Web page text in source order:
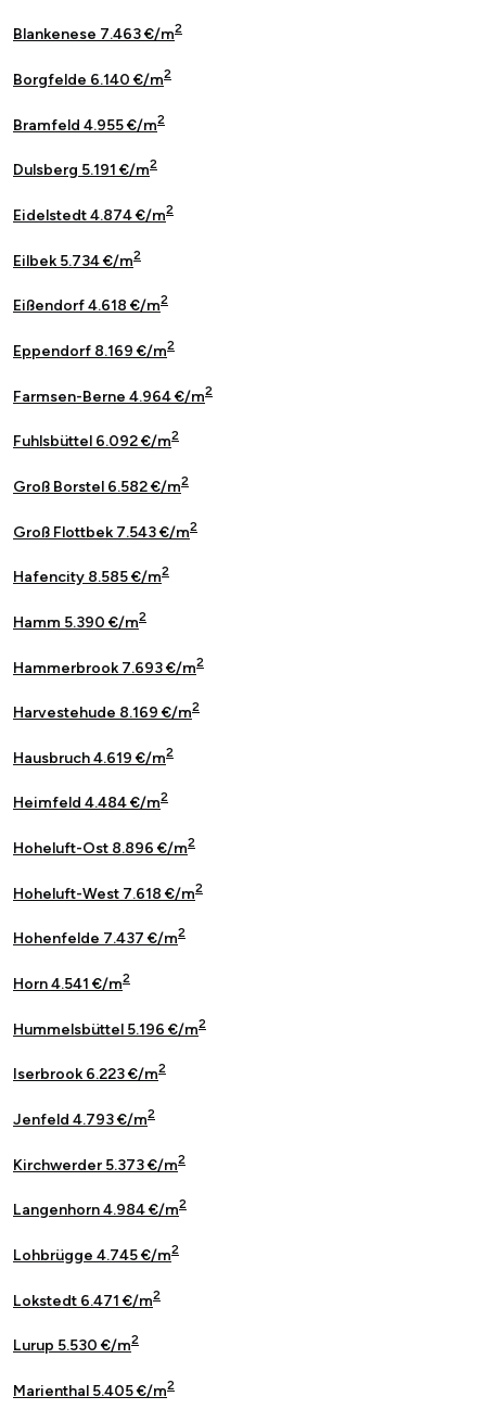
Blankenese 7.463 €/m2
Borgfelde 6.140 €/m2
Bramfeld 4.955 €/m2
Dulsberg 5.191 €/m2
Eidelstedt 4.874 €/m2
Eilbek 5.734 €/m2
Eißendorf 4.618 €/m2
Eppendorf 8.169 €/m2
Farmsen-Berne 4.964 €/m2
Fuhlsbüttel 6.092 €/m2
Groß Borstel 6.582 €/m2
Groß Flottbek 7.543 €/m2
Hafencity 8.585 €/m2
Hamm 5.390 €/m2
Hammerbrook 7.693 €/m2
Harvestehude 8.169 €/m2
Hausbruch 4.619 €/m2
Heimfeld 4.484 €/m2
Hoheluft-Ost 8.896 €/m2
Hoheluft-West 7.618 €/m2
Hohenfelde 7.437 €/m2
Horn 4.541 €/m2
Hummelsbüttel 5.196 €/m2
Iserbrook 6.223 €/m2
Jenfeld 4.793 €/m2
Kirchwerder 5.373 €/m2
Langenhorn 4.984 €/m2
Lohbrügge 4.745 €/m2
Lokstedt 6.471 €/m2
Lurup 5.530 €/m2
Marienthal 5.405 €/m2